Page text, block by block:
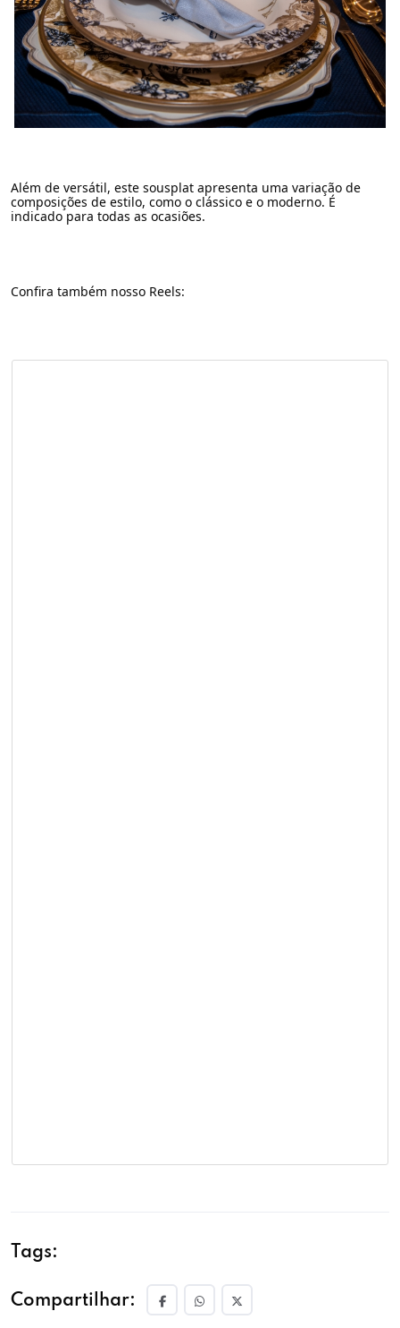
Além de versátil, este sousplat apresenta uma variação de
composições de estilo, como o clássico e o moderno. É
indicado para todas as ocasiões.
Confira também nosso Reels:
Tags:
Compartilhar: